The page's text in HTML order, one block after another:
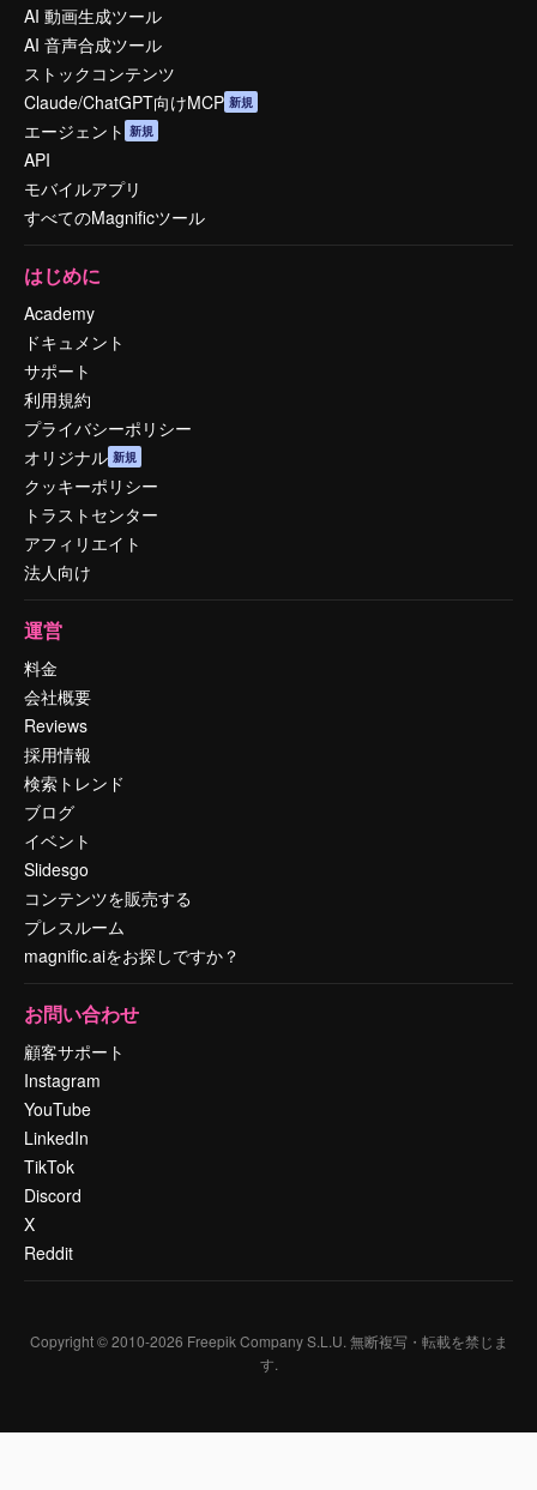
AI 動画生成ツール
AI 音声合成ツール
ストックコンテンツ
Claude/ChatGPT向けMCP 新規
エージェント 新規
API
モバイルアプリ
すべてのMagnificツール
はじめに
Academy
ドキュメント
サポート
利用規約
プライバシーポリシー
オリジナル 新規
クッキーポリシー
トラストセンター
アフィリエイト
法人向け
運営
料金
会社概要
Reviews
採用情報
検索トレンド
ブログ
イベント
Slidesgo
コンテンツを販売する
プレスルーム
magnific.aiをお探しですか？
お問い合わせ
顧客サポート
Instagram
YouTube
LinkedIn
TikTok
Discord
X
Reddit
Copyright © 2010-2026 Freepik Company S.L.U. 無断複写・転載を禁じま
す.